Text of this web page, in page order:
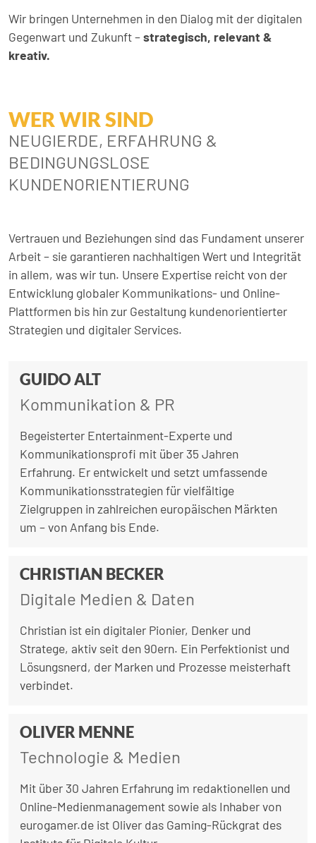
Wir bringen Unternehmen in den Dialog mit der digitalen
Gegenwart und Zukunft –strategisch, relevant &
kreativ.
WER WIR SIND
NEUGIERDE, ERFAHRUNG &
BEDINGUNGSLOSE
KUNDENORIENTIERUNG
Vertrauen und Beziehungen sind das Fundament unserer
Arbeit – sie garantieren nachhaltigen Wert und Integrität
in allem, was wir tun. Unsere Expertise reicht von der
Entwicklung globaler Kommunikations- und Online-
Plattformen bis hin zur Gestaltung kundenorientierter
Strategien und digitaler Services.
GUIDO ALT
Kommunikation & PR
Begeisterter Entertainment-Experte und
Kommunikationsprofi mit über 35 Jahren
Erfahrung. Er entwickelt und setzt umfassende
Kommunikationsstrategien für vielfältige
Zielgruppen in zahlreichen europäischen Märkten
um – von Anfang bis Ende.
CHRISTIAN BECKER
Digitale Medien & Daten
Christian ist ein digitaler Pionier, Denker und
Stratege, aktiv seit den 90ern. Ein Perfektionist und
Lösungsnerd, der Marken und Prozesse meisterhaft
verbindet.
OLIVER MENNE
Technologie & Medien
Mit über 30 Jahren Erfahrung im redaktionellen und
Online-Medienmanagement sowie als Inhaber von
eurogamer.de ist Oliver das Gaming-Rückgrat des